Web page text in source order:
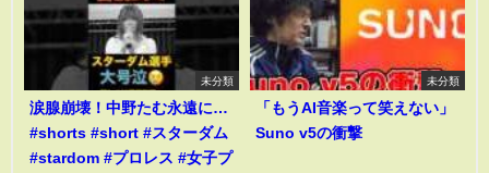
未分類
涙腺崩壊！中野たむ永遠に…
#shorts #short #スターダム
#stardom #プロレス #女子プ
未分類
「もうAI音楽って笑えない」
Suno v5の衝撃